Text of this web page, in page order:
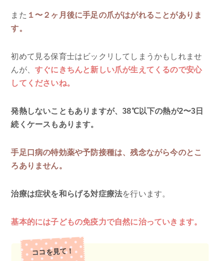
また １〜２ヶ月後に手足の爪がはがれることがありま
す。
初めて見る保育士はビックリしてしまうかもしれませ
んが、すぐにきちんと新しい爪が生えてくるので安心
してくださいね。
発熱しないこともありますが、38℃以下の熱が2〜3日
続くケースもあります。
手足口病の特効薬や予防接種は、残念ながら今のとこ
ろありません。
治療は症状を和らげる対症療法を行います。
基本的には子どもの免疫力で自然に治っていきます。
ココを見て！